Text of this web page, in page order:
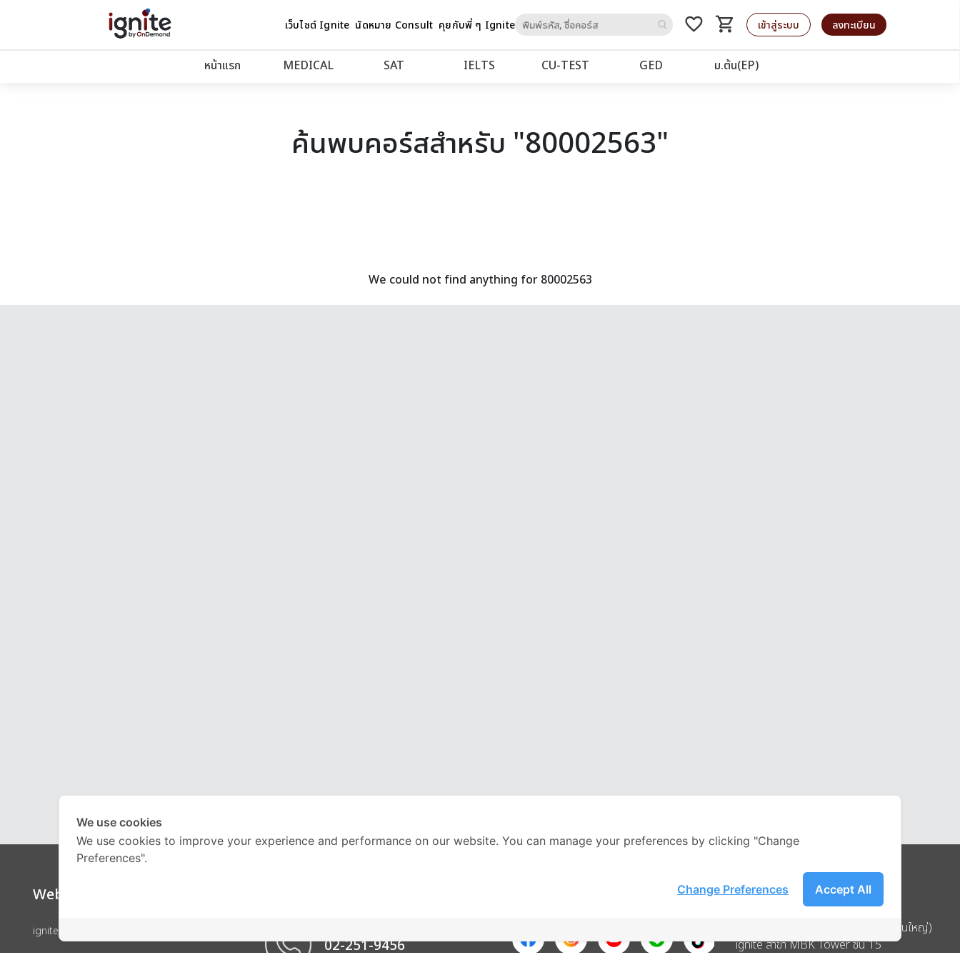
เว็บไซต์ Ignite นัดหมาย Consult คุยกับพี่ ๆ Igniteto
favorite_border shopping_cart
รถเข็น เข้าสู่ระบบ ลงทะเบียน
หน้าแรก MEDICAL SAT IELTS CU‑TEST GED ม.ต้น(EP)
ค้นพบคอร์สสำหรับ "80002563"
We could not find anything for 80002563
Website
ignite by OnDemand
02-251-9456
Address
บริษัท อิกไนท์ เอ สตาร์ จำกัด (สำนักงานใหญ่)
ignite สาขา MBK Tower ชั้น 15
We use cookies
We use cookies to improve your experience and performance on our website. You can manage your preferences by clicking "Change
Preferences".
Accept All
Change Preferences